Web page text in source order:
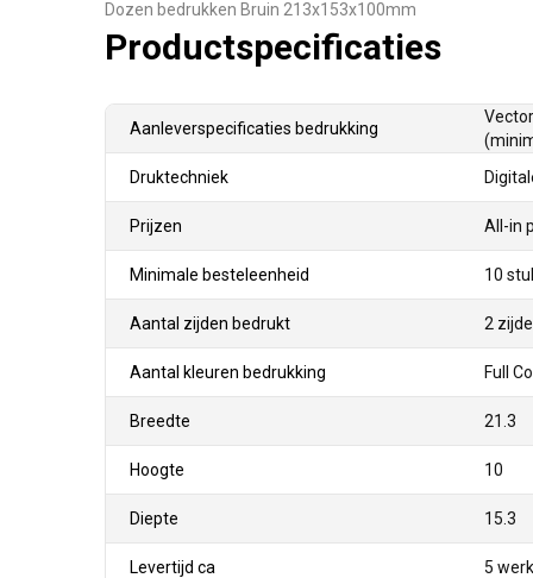
Dozen bedrukken Bruin 213x153x100mm
Productspecificaties
Aanleverspecificaties bedrukking
Druktechniek
Prijzen All-in
Minimale besteleenheid 10
Aantal zijden bedrukt 2
Aantal kleuren bedrukking Full
Breedte 21.3
Hoogte 10
Diepte 15.3
Levertijd ca 5